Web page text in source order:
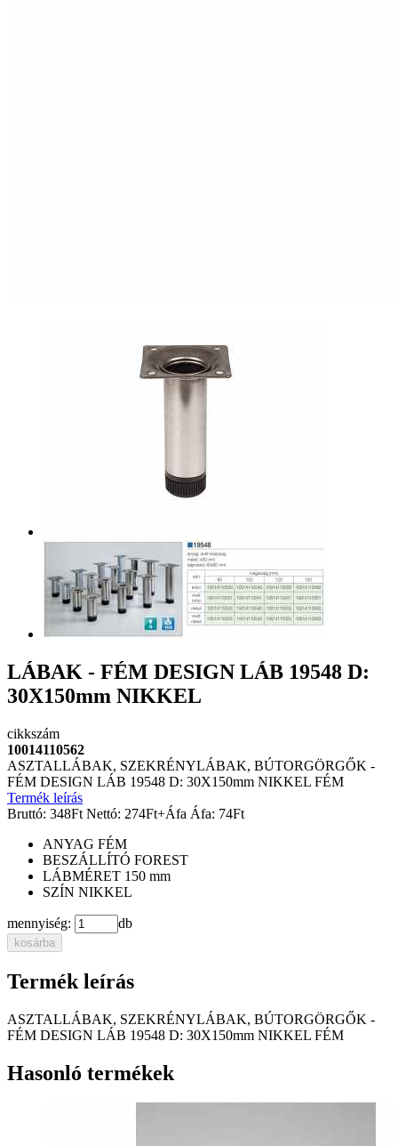
LÁBAK - FÉM DESIGN LÁB 19548 D:
30X150mm NIKKEL
cikkszám
10014110562
ASZTALLÁBAK, SZEKRÉNYLÁBAK, BÚTORGÖRGŐK -
FÉM DESIGN LÁB 19548 D: 30X150mm NIKKEL FÉM
Termék leírás
Bruttó: 348Ft Nettó: 274Ft+Áfa Áfa: 74Ft
ANYAG FÉM
BESZÁLLÍTÓ FOREST
LÁBMÉRET 150 mm
SZÍN NIKKEL
mennyiség: db
kosárba
Termék leírás
ASZTALLÁBAK, SZEKRÉNYLÁBAK, BÚTORGÖRGŐK -
FÉM DESIGN LÁB 19548 D: 30X150mm NIKKEL FÉM
Hasonló termékek